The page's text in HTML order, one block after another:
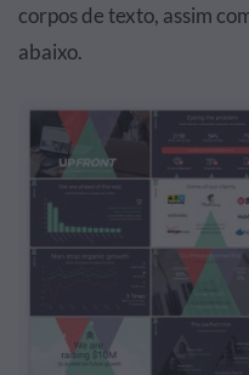
corpos de texto, assim
abaixo.